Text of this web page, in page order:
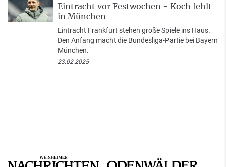
Eintracht vor Festwochen - Koch fehlt
in München
Eintracht Frankfurt stehen große Spiele ins Haus.
Den Anfang macht die Bundesliga-Partie bei Bayern
München.
23.02.2025